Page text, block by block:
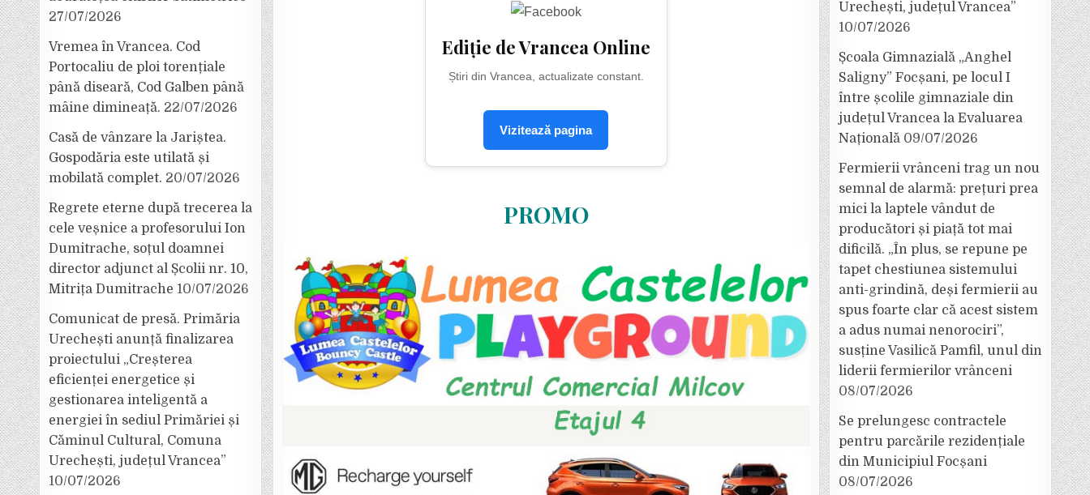
Ediție de Vrancea Online
Știri din Vrancea, actualizate constant.
Vizitează pagina
PROMO
27/07/2026
Vremea în Vrancea. Cod
Portocaliu de ploi torențiale
până diseară, Cod Galben până
mâine dimineață. 22/07/2026
Casă de vânzare la Jariștea.
Gospodăria este utilată și
mobilată complet. 20/07/2026
Regrete eterne după trecerea la
cele veșnice a profesorului Ion
Dumitrache, soțul doamnei
director adjunct al Școlii nr. 10,
Mitrița Dumitrache 10/07/2026
Comunicat de presă. Primăria
Urechești anunță finalizarea
proiectului „Creșterea
eficienței energetice și
gestionarea inteligentă a
energiei în sediul Primăriei și
Căminul Cultural, Comuna
Urechești, județul Vrancea”
10/07/2026
Urechești, județul Vrancea”
10/07/2026
Școala Gimnazială „Anghel
Saligny” Focșani, pe locul I
între școlile gimnaziale din
județul Vrancea la Evaluarea
Națională 09/07/2026
Fermierii vrânceni trag un nou
semnal de alarmă: prețuri prea
mici la laptele vândut de
producători și piață tot mai
dificilă. „În plus, se repune pe
tapet chestiunea sistemului
anti-grindină, deși fermierii au
spus foarte clar că acest sistem
a adus numai nenorociri”,
susține Vasilică Pamfil, unul din
liderii fermierilor vrânceni
08/07/2026
Se prelungesc contractele
pentru parcările rezidențiale
din Municipiul Focșani
08/07/2026